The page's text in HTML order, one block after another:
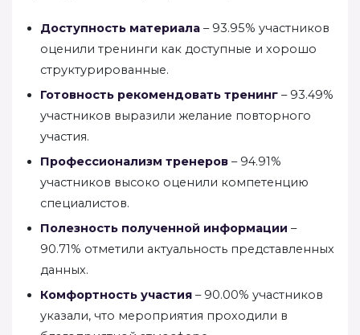
Доступность материала – 93.95% участников
оценили тренинги как доступные и хорошо
структурированные.
Готовность рекомендовать тренинг – 93.49%
участников выразили желание повторного
участия.
Профессионализм тренеров – 94.91%
участников высоко оценили компетенцию
специалистов.
Полезность полученной информации –
90.71% отметили актуальность представленных
данных.
Комфортность участия – 90.00% участников
указали, что мероприятия проходили в